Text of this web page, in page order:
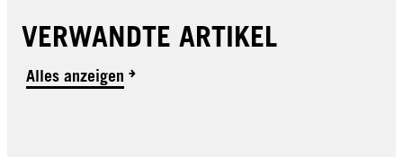
VERWANDTE ARTIKEL
Alles anzeigen